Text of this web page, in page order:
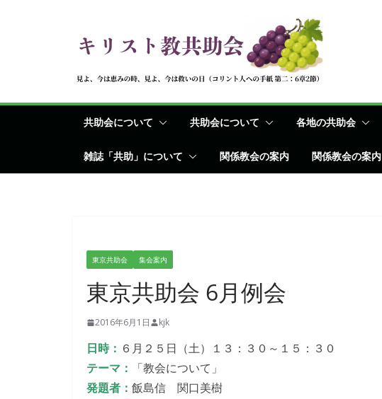
へ
共助会について 共助会について 各地の共助会
雑誌「共助」について 関係教会の案内 関係教会の案内
東京共助会 集会案内
東京共助会 6月例会
2016年6月1日 kjk
日時： ６月２５日（土）１３：３０～１５：３０
テーマ：
「教会について」
発題者： 飯島信 関口美樹